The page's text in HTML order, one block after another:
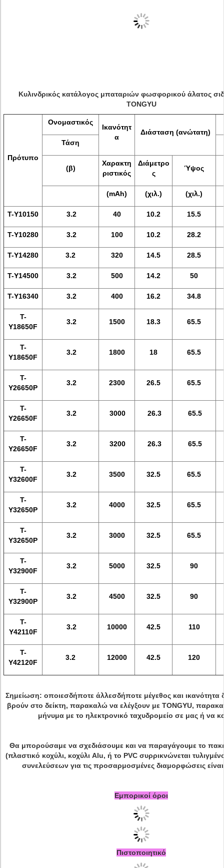
Κυλινδρικός κατάλογος μπαταριών φωσφορικού άλατος
TONGYU
Πρότυπο
Ονομαστικός
Ικανότητ
α
Διάσταση (ανώτατη)
Τάση
(β)
Χαρακτη
ριστικός
Διάμετρο
ς
Ύψος
(mAh) (χιλ.) (χιλ.)
Τ-Y10150 3.2 40 10.2 15.5
Τ-Y10280 3.2 100 10.2 28.2
Τ-Y14280 3.2 320 14.5 28.5
Τ-Y14500 3.2 500 14.2 50
Τ-Y16340 3.2 400 16.2 34.8
Τ-
Y18650F
3.2 1500 18.3 65.5
Τ-
Y18650F
3.2 1800 18 65.5
Τ-
Y26650P
3.2 2300 26.5 65.5
Τ-
Y26650F
3.2 3000 26.3 65.5
Τ-
Y26650F
3.2 3200 26.3 65.5
Τ-
Y32600F
3.2 3500 32.5 65.5
Τ-
Y32650P
3.2 4000 32.5 65.5
Τ-
Y32650P
3.2 3000 32.5 65.5
Τ-
Y32900F
3.2 5000 32.5 90
Τ-
Y32900P
3.2 4500 32.5 90
Τ-
Y42110F
3.2 10000 42.5 110
Τ-
Y42120F
3.2 12000 42.5 120
Σημείωση: οποιεσδήποτε άλλεσδήποτε μέγεθος και
βρούν στο δείκτη, παρακαλώ να ελέγξουν με TONGYU,
μήνυμα με το ηλεκτρονικό ταχυδρομείο σε μας ή να
Θα μπορούσαμε να σχεδιάσουμε και να παραγάγουμε το
(πλαστικό κοχύλι, κοχύλι Alu, ή το PVC συρρικνώνεται
συνελεύσεων για τις προσαρμοσμένες διαμορφώσεις είναι
Εμπορικοί όροι
Πιστοποιητικό